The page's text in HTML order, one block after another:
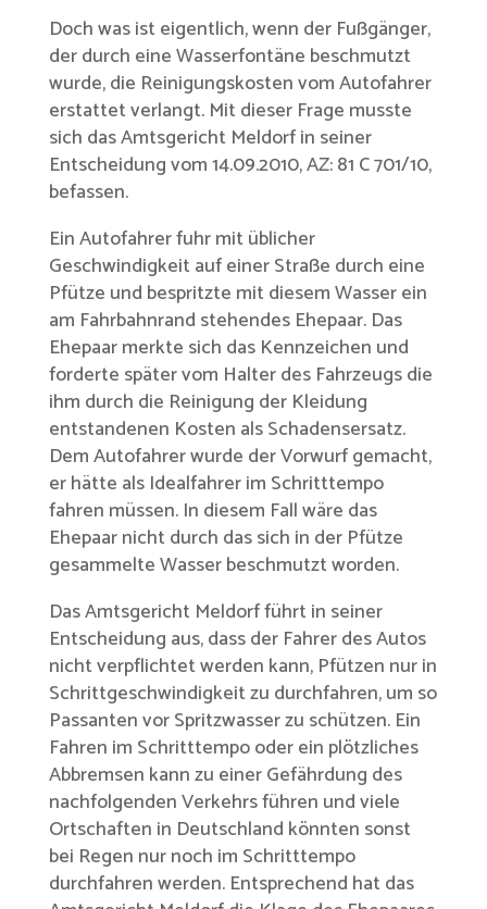
Doch was ist eigentlich, wenn der Fußgänger,
der durch eine Wasserfontäne beschmutzt
wurde, die Reinigungskosten vom Autofahrer
erstattet verlangt. Mit dieser Frage musste
sich das Amtsgericht Meldorf in seiner
Entscheidung vom 14.09.2010, AZ: 81 C 701/10,
befassen.
Ein Autofahrer fuhr mit üblicher
Geschwindigkeit auf einer Straße durch eine
Pfütze und bespritzte mit diesem Wasser ein
am Fahrbahnrand stehendes Ehepaar. Das
Ehepaar merkte sich das Kennzeichen und
forderte später vom Halter des Fahrzeugs die
ihm durch die Reinigung der Kleidung
entstandenen Kosten als Schadensersatz.
Dem Autofahrer wurde der Vorwurf gemacht,
er hätte als Idealfahrer im Schritttempo
fahren müssen. In diesem Fall wäre das
Ehepaar nicht durch das sich in der Pfütze
gesammelte Wasser beschmutzt worden.
Das Amtsgericht Meldorf führt in seiner
Entscheidung aus, dass der Fahrer des Autos
nicht verpflichtet werden kann, Pfützen nur in
Schrittgeschwindigkeit zu durchfahren, um so
Passanten vor Spritzwasser zu schützen. Ein
Fahren im Schritttempo oder ein plötzliches
Abbremsen kann zu einer Gefährdung des
nachfolgenden Verkehrs führen und viele
Ortschaften in Deutschland könnten sonst
bei Regen nur noch im Schritttempo
durchfahren werden. Entsprechend hat das